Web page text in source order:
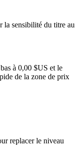
la sensibilité du titre au
à 0,00 $US et le
de la zone de prix
replacer le niveau